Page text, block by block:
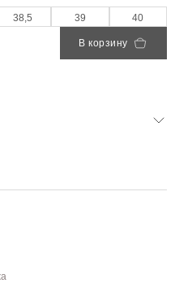
38,5 39 40
В корзину